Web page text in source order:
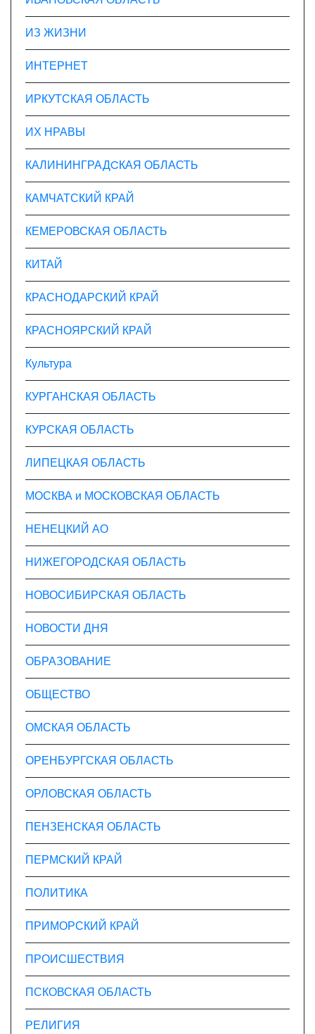
ИЗ ЖИЗНИ
ИНТЕРНЕТ
ИРКУТСКАЯ ОБЛАСТЬ
ИХ НРАВЫ
КАЛИНИНГРАДCКАЯ ОБЛАСТЬ
КАМЧАТСКИЙ КРАЙ
КЕМЕРОВСКАЯ ОБЛАСТЬ
КИТАЙ
КРАСНОДАРСКИЙ КРАЙ
КРАСНОЯРСКИЙ КРАЙ
Культура
КУРГАНСКАЯ ОБЛАСТЬ
КУРСКАЯ ОБЛАСТЬ
ЛИПЕЦКАЯ ОБЛАСТЬ
МОСКВА и МОСКОВСКАЯ ОБЛАСТЬ
НЕНЕЦКИЙ АО
НИЖЕГОРОДСКАЯ ОБЛАСТЬ
НОВОСИБИРСКАЯ ОБЛАСТЬ
НОВОСТИ ДНЯ
ОБРАЗОВАНИЕ
ОБЩЕСТВО
ОМСКАЯ ОБЛАСТЬ
ОРЕНБУРГСКАЯ ОБЛАСТЬ
ОРЛОВСКАЯ ОБЛАСТЬ
ПЕНЗЕНСКАЯ ОБЛАСТЬ
ПЕРМСКИЙ КРАЙ
ПОЛИТИКА
ПРИМОРСКИЙ КРАЙ
ПРОИСШЕСТВИЯ
ПСКОВСКАЯ ОБЛАСТЬ
РЕЛИГИЯ